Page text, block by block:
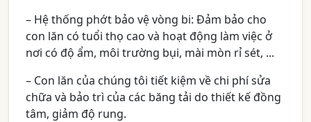
– Hệ thống phớt bảo vệ vòng bi: Đảm bảo cho
con lăn có tuổi thọ cao và hoạt động làm việc ở
nơi có độ ẩm, môi trường bụi, mài mòn rỉ sét, ...
– Con lăn của chúng tôi tiết kiệm về chi phí sửa
chữa và bảo trì của các băng tải do thiết kế đồng
tâm, giảm độ rung.